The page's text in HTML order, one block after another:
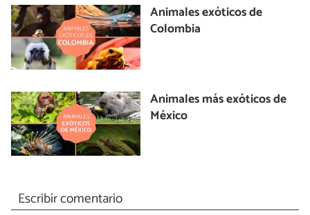
Animales exóticos de
Colombia
Animales más exóticos de
México
Escribir comentario